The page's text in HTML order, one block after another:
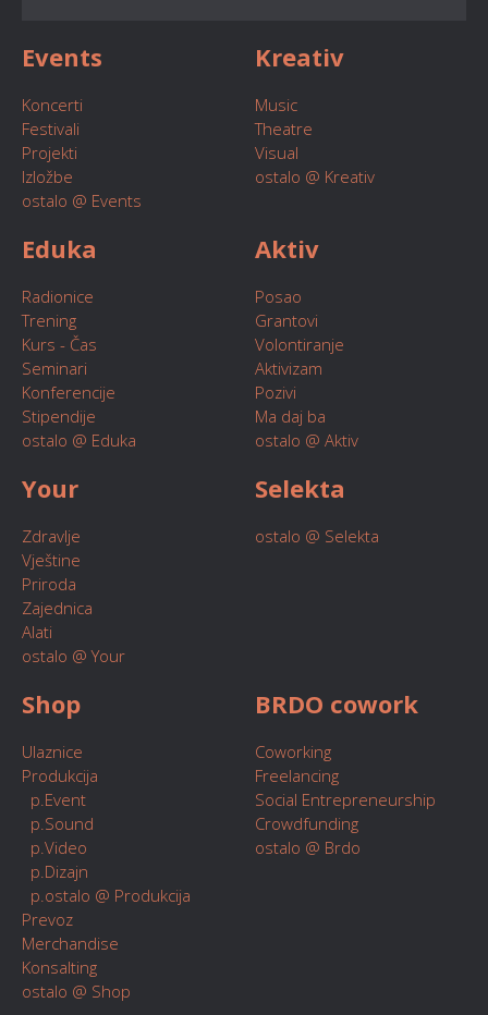
Events
Koncerti
Festivali
Projekti
Izložbe
ostalo @ Events
Kreativ
Music
Theatre
Visual
ostalo @ Kreativ
Eduka
Radionice
Trening
Kurs - Čas
Seminari
Konferencije
Stipendije
ostalo @ Eduka
Aktiv
Posao
Grantovi
Volontiranje
Aktivizam
Pozivi
Ma daj ba
ostalo @ Aktiv
Your
Zdravlje
Vještine
Priroda
Zajednica
Alati
ostalo @ Your
Selekta
ostalo @ Selekta
Shop
Ulaznice
Produkcija
p.Event
p.Sound
p.Video
p.Dizajn
p.ostalo @ Produkcija
Prevoz
Merchandise
Konsalting
ostalo @ Shop
BRDO cowork
Coworking
Freelancing
Social Entrepreneurship
Crowdfunding
ostalo @ Brdo